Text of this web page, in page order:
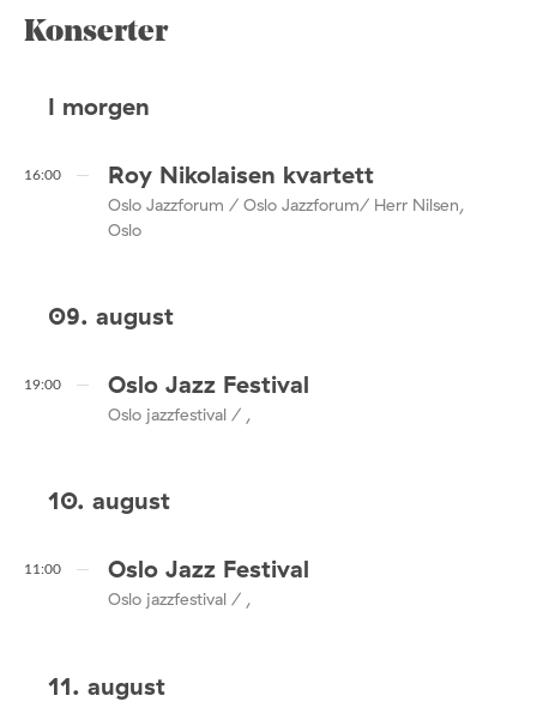
Konserter
I morgen
16:00 Roy Nikolaisen kvartett
Oslo Jazzforum / Oslo Jazzforum/ Herr Nilsen,
Oslo
09. august
19:00 Oslo Jazz Festival
Oslo jazzfestival / ,
10. august
11:00 Oslo Jazz Festival
Oslo jazzfestival / ,
11. august